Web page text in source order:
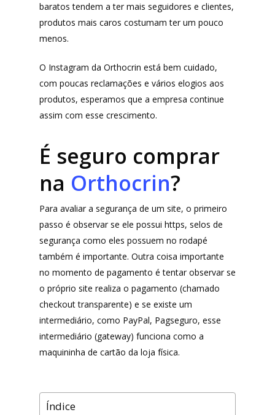
baratos tendem a ter mais seguidores e clientes,
produtos mais caros costumam ter um pouco
menos.
O Instagram da Orthocrin está bem cuidado,
com poucas reclamações e vários elogios aos
produtos, esperamos que a empresa continue
assim com esse crescimento.
É seguro comprar
na Orthocrin?
Para avaliar a segurança de um site, o primeiro
passo é observar se ele possui https, selos de
segurança como eles possuem no rodapé
também é importante. Outra coisa importante
no momento de pagamento é tentar observar se
o próprio site realiza o pagamento (chamado
checkout transparente) e se existe um
intermediário, como PayPal, Pagseguro, esse
intermediário (gateway) funciona como a
maquininha de cartão da loja física.
Índice